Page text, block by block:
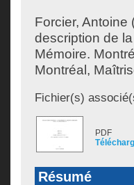
Forcier, Antoine
description de
Mémoire.
Montréal,
Fichier(s)
PDF
Résumé